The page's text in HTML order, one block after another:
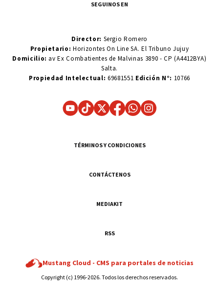
SEGUINOS EN
Director: Sergio Romero
Propietario:Horizontes On Line SA. El Tribuno Jujuy
Domicilio: av Ex Combatientes de Malvinas 3890 - CP (A4412BYA)
Salta.
Propiedad Intelectual: 69681551 Edición N°: 10766
TÉRMINOS Y CONDICIONES
CONTÁCTENOS
MEDIAKIT
RSS
Mustang Cloud - CMS para portales de noticias
Copyright (c) 1996-2026. Todos los derechos reservados.